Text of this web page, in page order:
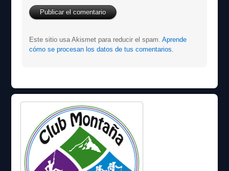
Este sitio usa Akismet para reducir el spam.Aprende
cómo se procesan los datos de tus comentarios.